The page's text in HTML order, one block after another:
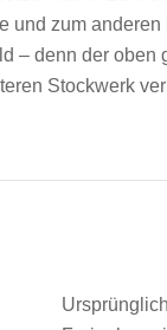
und zum
– denn der oben
Stockwerk